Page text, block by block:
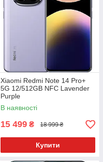
Xiaomi Redmi Note 14 Pro+
5G 12/512GB NFC Lavender
Purple
В наявності
15 499 ₴ 18 999 ₴
Купити